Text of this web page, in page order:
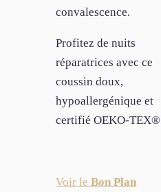
convalescence.
Profitez de nuits
réparatrices avec ce
coussin doux,
hypoallergénique et
certifié OEKO-TEX®
Voir le Bon Plan